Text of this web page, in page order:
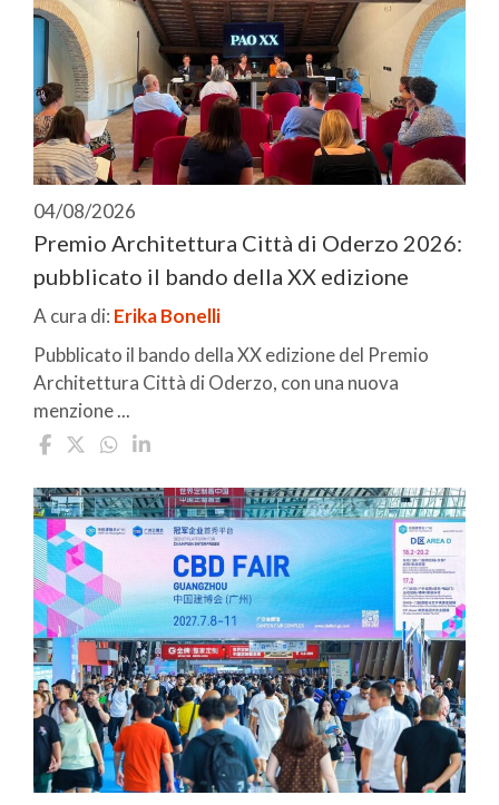
04/08/2026
Premio Architettura Città di Oderzo 2026:
pubblicato il bando della XX edizione
A cura di: Erika Bonelli
Pubblicato il bando della XX edizione del Premio
Architettura Città di Oderzo, con una nuova
menzione ...